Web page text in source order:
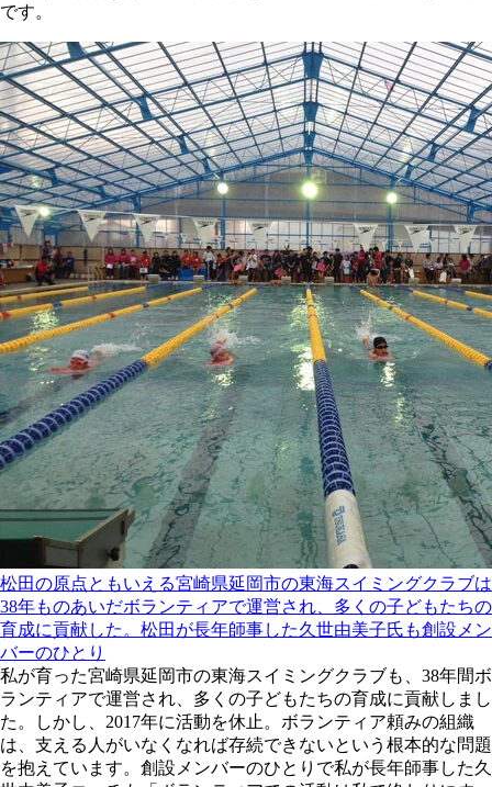
です。
松田の原点ともいえる宮崎県延岡市の東海スイミングクラブは
38年ものあいだボランティアで運営され、多くの子どもたちの
育成に貢献した。松田が長年師事した久世由美子氏も創設メン
バーのひとり
私が育った宮崎県延岡市の東海スイミングクラブも、38年間ボ
ランティアで運営され、多くの子どもたちの育成に貢献しまし
た。しかし、2017年に活動を休止。ボランティア頼みの組織
は、支える人がいなくなれば存続できないという根本的な問題
を抱えています。創設メンバーのひとりで私が長年師事した久